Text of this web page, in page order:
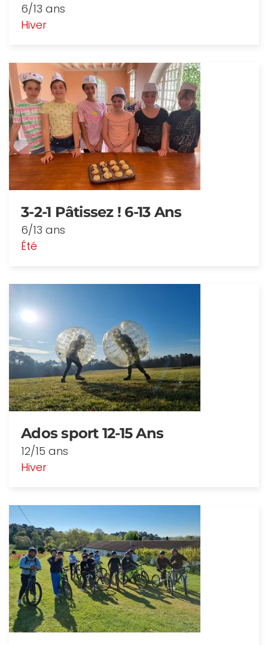
6/13 ans
Hiver
3-2-1 Pâtissez ! 6-13 Ans
6/13 ans
Été
Ados sport 12-15 Ans
12/15 ans
Hiver